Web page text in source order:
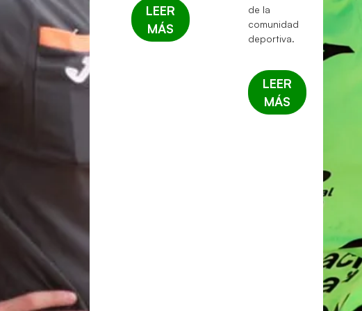
LEER
MÁS
de la
comunidad
deportiva.
LEER
MÁS